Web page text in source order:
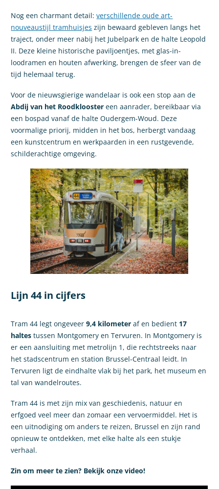
Nog een charmant detail:verschillende oude art-
nouveaustijl tramhuisjes zijn bewaard gebleven langs het
traject, onder meer nabij het Jubelpark en de halte Leopold
II. Deze kleine historische paviljoentjes, met glas-in-
loodramen en houten afwerking, brengen de sfeer van de
tijd helemaal terug.
Voor de nieuwsgierige wandelaar is ook een stop aan de
Abdij van het Roodklooster een aanrader, bereikbaar via
een bospad vanaf de halte Oudergem-Woud. Deze
voormalige priorij, midden in het bos, herbergt vandaag
een kunstcentrum en werkpaarden in een rustgevende,
schilderachtige omgeving.
Lijn 44 in cijfers
Tram 44 legt ongeveer9,4 kilometer af en bedient 17
haltes tussen Montgomery en Tervuren. In Montgomery is
er een aansluiting met metrolijn 1, die rechtstreeks naar
het stadscentrum en station Brussel-Centraal leidt. In
Tervuren ligt de eindhalte vlak bij het park, het museum en
tal van wandelroutes.
Tram 44 is met zijn mix van geschiedenis, natuur en
erfgoed veel meer dan zomaar een vervoermiddel. Het is
een uitnodiging om anders te reizen, Brussel en zijn rand
opnieuw te ontdekken, met elke halte als een stukje
verhaal.
Zin om meer te zien? Bekijk onze video!